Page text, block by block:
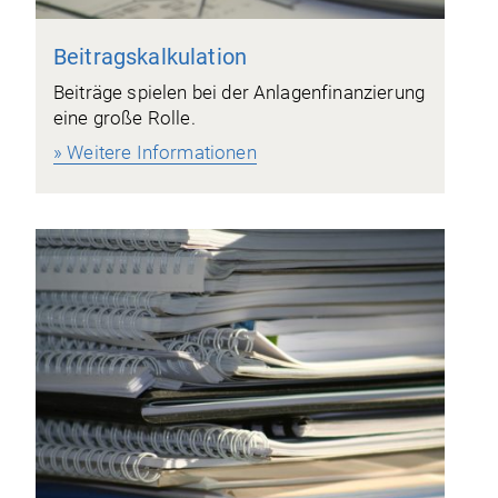
Beitragskalkulation
Beiträge spielen bei der Anlagenfinanzierung
eine große Rolle.
» Weitere Informationen